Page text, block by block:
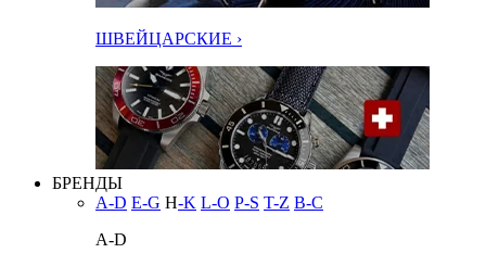
ШВЕЙЦАРСКИЕ ›
БРЕНДЫ
A-D E-G H-K L-O P-S T-Z В-С
A-D